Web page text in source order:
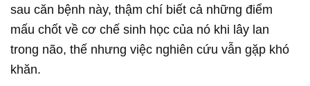
sau căn bệnh này, thậm chí biết cả những điểm
mấu chốt về cơ chế sinh học của nó khi lây lan
trong não, thế nhưng việc nghiên cứu vẫn gặp khó
khăn.